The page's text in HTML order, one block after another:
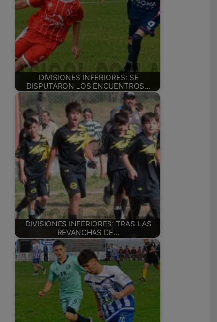
DIVISIONES INFERIORES: SE
DISPUTARON LOS ENCUENTROS…
DIVISIONES INFERIORES: TRAS LAS
REVANCHAS DE…